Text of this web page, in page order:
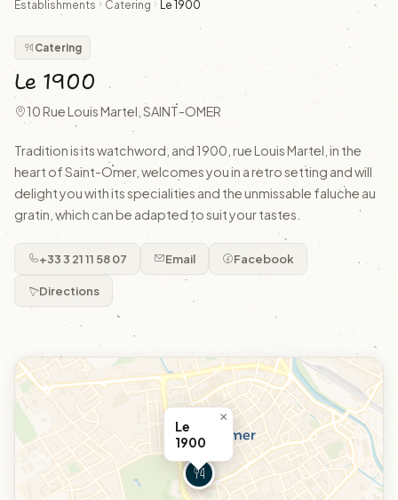
Establishments Catering Le 1900
Catering
Le 1900
10 Rue Louis Martel, SAINT-OMER
Tradition is its watchword, and 1900, rue Louis Martel, in the
heart of Saint-Omer, welcomes you in a retro setting and will
delight you with its specialities and the unmissable faluche au
gratin, which can be adapted to suit your tastes.
+33 3 21 11 58 07 Email Facebook
Directions
Le
1900
×